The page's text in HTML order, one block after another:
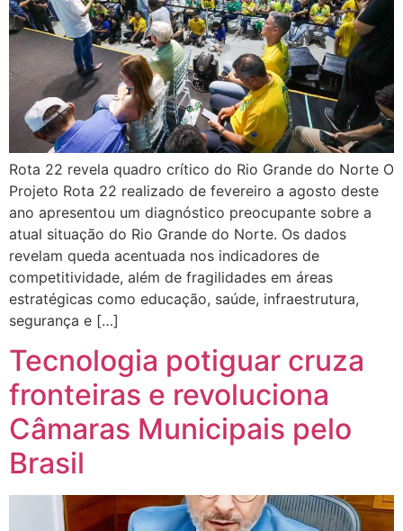
Rota 22 revela quadro crítico do Rio Grande do Norte O
Projeto Rota 22 realizado de fevereiro a agosto deste
ano apresentou um diagnóstico preocupante sobre a
atual situação do Rio Grande do Norte. Os dados
revelam queda acentuada nos indicadores de
competitividade, além de fragilidades em áreas
estratégicas como educação, saúde, infraestrutura,
segurança e […]
Tecnologia potiguar cruza
fronteiras e revoluciona
Câmaras Municipais pelo
Brasil